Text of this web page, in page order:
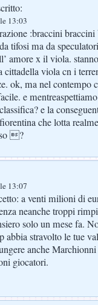
13:03
:braccini
tifosi ma da
amore x il viola.
cittadella viola cn i
ok, ma nel contempo
e
e la
che lotta
?
13:07
a venti milioni di
neanche troppi
solo un mese fa.
abbia stravolto le tue
anche
giocatori.